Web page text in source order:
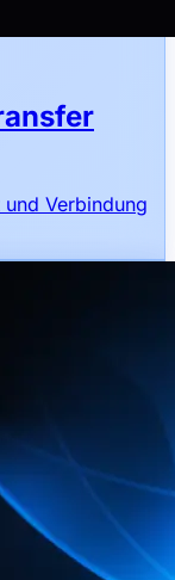
und Verbindung